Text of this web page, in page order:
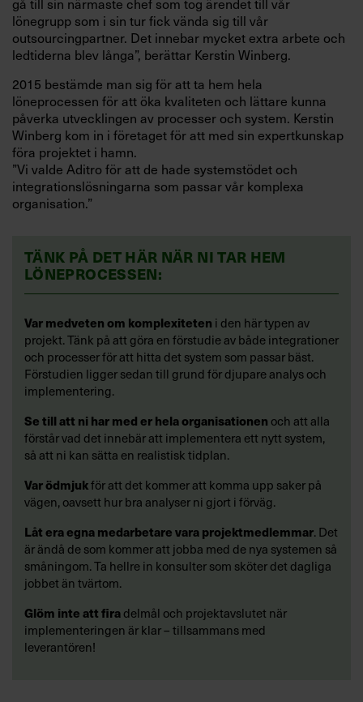
lönegrupp som i sin tur fick vända sig till vår
outsourcingpartner. Det innebar mycket extra arbete och
ledtiderna blev långa”, berättar Kerstin Winberg.
2015 bestämde man sig för att ta hem hela
löneprocessen för att öka kvaliteten och lättare kunna
påverka utvecklingen av processer och system. Kerstin
Winberg kom in i företaget för att med sin expertkunskap
föra projektet i hamn.
”Vi valde Aditro för att de hade systemstödet och
integrationslösningarna som passar vår komplexa
organisation.”
TÄNK PÅ DET HÄR NÄR NI TAR HEM
LÖNEPROCESSEN:
Var medveten om komplexiteten i den här typen av
projekt. Tänk på att göra en förstudie av både integrationer
och processer för att hitta det system som passar bäst.
Förstudien ligger sedan till grund för djupare analys och
implementering.
Se till att ni har med er hela organisationen och att alla
förstår vad det innebär att implementera ett nytt system,
så att ni kan sätta en realistisk tidplan.
Var ödmjukför att det kommer att komma upp saker på
vägen, oavsett hur bra analyser ni gjort i förväg.
Låt era egna medarbetare vara projektmedlemmar. Det
är ändå de som kommer att jobba med de nya systemen så
småningom. Ta hellre in konsulter som sköter det dagliga
jobbet än tvärtom.
Glöm inte att firadelmål och projektavslutet när
implementeringen är klar – tillsammans med
leverantören!